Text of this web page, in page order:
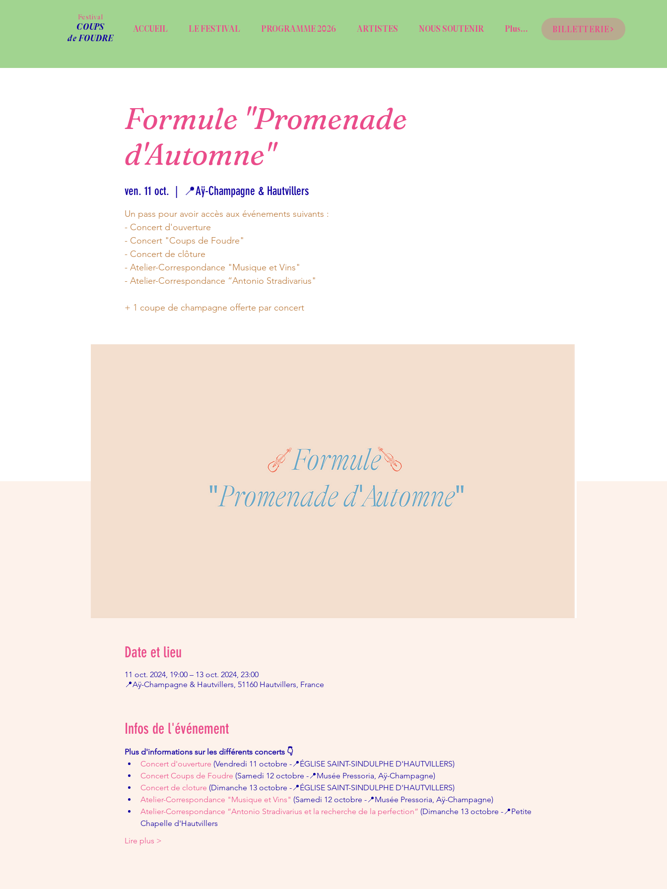
Festival
de FOUDRE
COUPS ACCUEIL LE FESTIVAL PROGRAMME 2026 ARTISTES NOUS SOUTENIR Plus... BILLETTERIE
Formule "Promenade
d'Automne"
ven. 11 oct. 📍Aÿ-Champagne & Hautvillers
Un pass pour avoir accès aux événements suivants :
- Concert d'ouverture
- Concert "Coups de Foudre"
- Concert de clôture
- Atelier-Correspondance "Musique et Vins"
- Atelier-Correspondance “Antonio Stradivarius"
+ 1 coupe de champagne offerte par concert
Date et lieu
11 oct. 2024, 19:00 – 13 oct. 2024, 23:00
📍Aÿ-Champagne & Hautvillers, 51160 Hautvillers, France
Infos de l'événement
Plus d'informations sur les différents concerts 👇
Concert d'ouverture (Vendredi 11 octobre -📍ÉGLISE SAINT-SINDULPHE D'HAUTVILLERS)
Concert Coups de Foudre (Samedi 12 octobre -📍Musée Pressoria, Aÿ-Champagne)
Concert de cloture (Dimanche 13 octobre -📍ÉGLISE SAINT-SINDULPHE D'HAUTVILLERS)
Atelier-Correspondance "Musique et Vins" (Samedi 12 octobre -📍Musée Pressoria, Aÿ-Champagne)
Atelier-Correspondance “Antonio Stradivarius et la recherche de la perfection” (Dimanche 13 octobre -📍Petite
Chapelle d'Hautvillers
Lire plus >